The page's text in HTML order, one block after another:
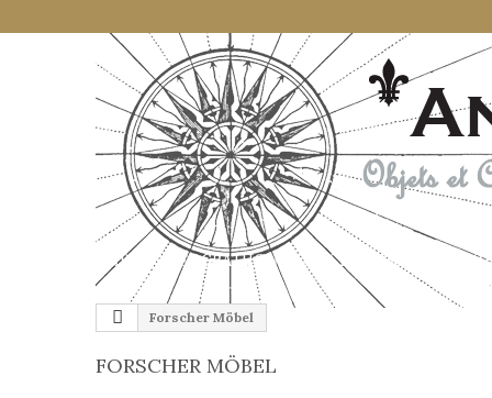
CARTES GÉOGRAHIQUES ANCIENNES
Forscher Möbel
FORSCHER MÖBEL